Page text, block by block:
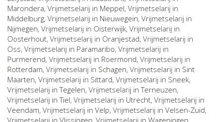
Marondera, Vrijmetselarij in Meppel, Vrijmetselarij in
Middelburg, Vrijmetselarij in Nieuwegein, Vrijmetselarij in
Nijmegen, Vrijmetselarij in Oisterwijk, Vrijmetselarij in
Oosterhout, Vrijmetselarij in Oranjestad, Vrijmetselarij in
Oss, Vrijmetselarij in Paramaribo, Vrijmetselarij in
Purmerend, Vrijmetselarij in Roermond, Vrijmetselarij in
Rotterdam, Vrijmetselarij in Schagen, Vrijmetselarij in Sint
Maarten, Vrijmetselarij in Sittard, Vrijmetselarij in Sneek,
Vrijmetselarij inTegelen, Vrijmetselarij inTerneuzen,
Vrijmetselarij inTiel, Vrijmetselarij in Utrecht, Vrijmetselarij in
Veendam, Vrijmetselarij in Velp, Vrijmetselarij in Velsen-Zuid,